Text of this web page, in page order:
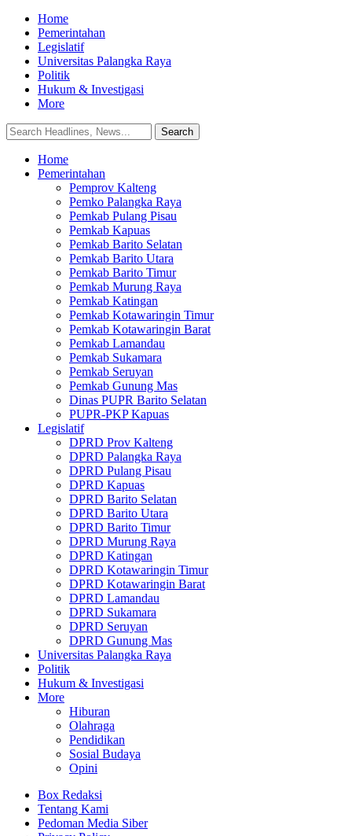
Home
Pemerintahan
Legislatif
Universitas Palangka Raya
Politik
Hukum & Investigasi
More
Home
Pemerintahan
Pemprov Kalteng
Pemko Palangka Raya
Pemkab Pulang Pisau
Pemkab Kapuas
Pemkab Barito Selatan
Pemkab Barito Utara
Pemkab Barito Timur
Pemkab Murung Raya
Pemkab Katingan
Pemkab Kotawaringin Timur
Pemkab Kotawaringin Barat
Pemkab Lamandau
Pemkab Sukamara
Pemkab Seruyan
Pemkab Gunung Mas
Dinas PUPR Barito Selatan
PUPR-PKP Kapuas
Legislatif
DPRD Prov Kalteng
DPRD Palangka Raya
DPRD Pulang Pisau
DPRD Kapuas
DPRD Barito Selatan
DPRD Barito Utara
DPRD Barito Timur
DPRD Murung Raya
DPRD Katingan
DPRD Kotawaringin Timur
DPRD Kotawaringin Barat
DPRD Lamandau
DPRD Sukamara
DPRD Seruyan
DPRD Gunung Mas
Universitas Palangka Raya
Politik
Hukum & Investigasi
More
Hiburan
Olahraga
Pendidikan
Sosial Budaya
Opini
Box Redaksi
Tentang Kami
Pedoman Media Siber